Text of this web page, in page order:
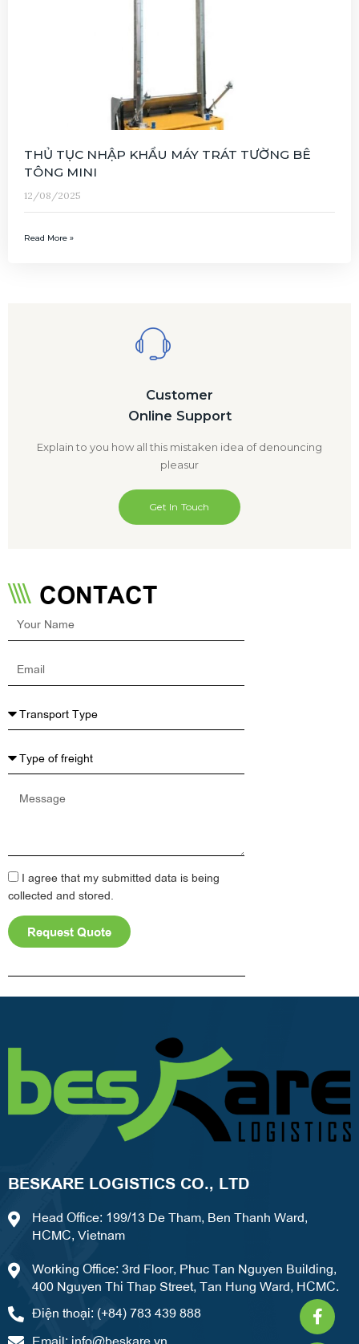
THỦ TỤC NHẬP KHẨU MÁY TRÁT TƯỜNG BÊ
TÔNG MINI
12/08/2025
Read More »
Customer
Online Support
Explain to you how all this mistaken idea of denouncing
pleasur
Get In Touch
CONTACT
Message
I agree that my submitted data is being
collected and stored.
Request Quote
f
BESKARE LOGISTICS CO., LTD
Head Office: 199/13 De Tham, Ben Thanh Ward,
HCMC, Vietnam
Working Office: 3rd Floor, Phuc Tan Nguyen Building,
400 Nguyen Thi Thap Street, Tan Hung Ward, HCMC.
Điện thoại: (+84) 783 439 888
Email: info@beskare.vn